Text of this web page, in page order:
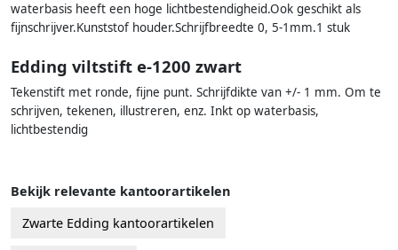
waterbasis heeft een hoge lichtbestendigheid.Ook geschikt als
fijnschrijver.Kunststof houder.Schrijfbreedte 0, 5-1mm.1 stuk
Edding viltstift e-1200 zwart
Tekenstift met ronde, fijne punt. Schrijfdikte van +/- 1 mm. Om te
schrijven, tekenen, illustreren, enz. Inkt op waterbasis,
lichtbestendig
Bekijk relevante kantoorartikelen
Zwarte Edding kantoorartikelen